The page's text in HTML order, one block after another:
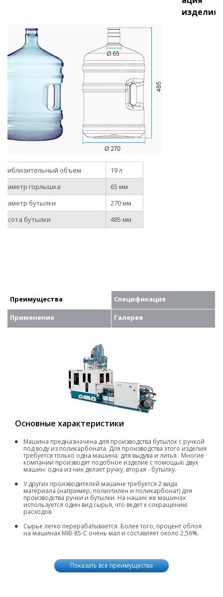
изделия
объем
19 л
горлышка
65 мм
бутылки
270 мм
бутылки
485 мм
Преимущества Спецификация
Применение Галерея
Основные характеристики
Машина предназначена для производства бутылок с ручкой
под воду из поликарбоната. Для производства этого изделия
требуется только одна машина: для выдува и литья. Многие
компании производят подобное изделие с помощью двух
машин: одна из них делает ручку, вторая - бутылку.
У других производителей машине требуется 2 вида
материала (например, полиэтилен и поликарбонат) для
производства ручки и бутылки. На наших же машинах
используется один вид сырья, что ведет к сокращению
расходов.
Cырье легко перерабатывается. Более того, процент облоя
на машинах MIB-85-C очень мал и составляет около 2,56%.
Показать все преимущества